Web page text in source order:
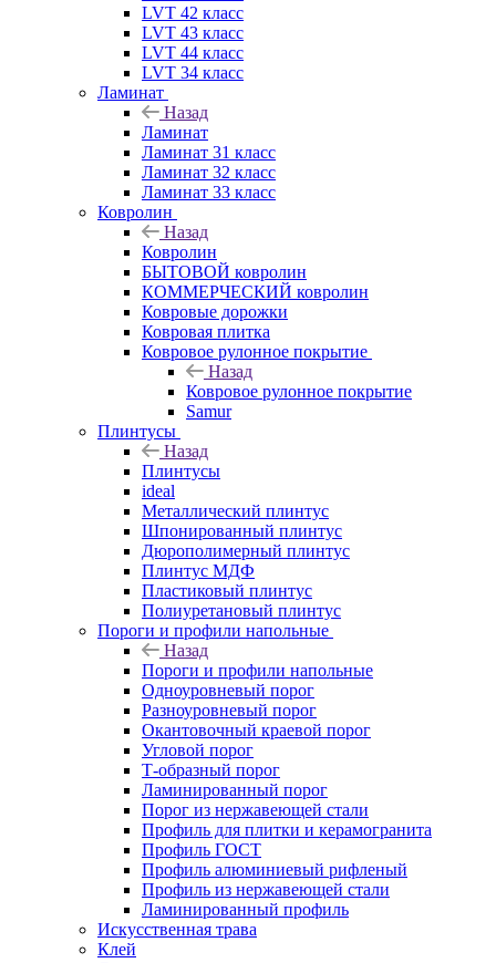
LVT 42 класс
LVT 43 класс
LVT 44 класс
LVT 34 класс
Ламинат
Назад
Ламинат
Ламинат 31 класс
Ламинат 32 класс
Ламинат 33 класс
Ковролин
Назад
Ковролин
БЫТОВОЙ ковролин
КОММЕРЧЕСКИЙ ковролин
Ковровые дорожки
Ковровая плитка
Ковровое рулонное покрытие
Назад
Ковровое рулонное покрытие
Samur
Плинтусы
Назад
Плинтусы
ideal
Металлический плинтус
Шпонированный плинтус
Дюрополимерный плинтус
Плинтус МДФ
Пластиковый плинтус
Полиуретановый плинтус
Пороги и профили напольные
Назад
Пороги и профили напольные
Одноуровневый порог
Разноуровневый порог
Окантовочный краевой порог
Угловой порог
Т-образный порог
Ламинированный порог
Порог из нержавеющей стали
Профиль для плитки и керамогранита
Профиль ГОСТ
Профиль алюминиевый рифленый
Профиль из нержавеющей стали
Ламинированный профиль
Искусственная трава
Клей